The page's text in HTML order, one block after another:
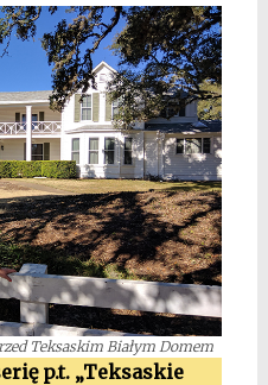
Teksaskim Białym Domem
p.t. „Teksaskie